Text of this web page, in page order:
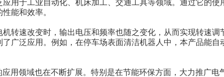
用于工业自动化、机床加工、交通工具等领域。通过它的使
能和效率。
速改变时，输出电压和频率也随之变化，从而实现转速调
广泛应用。例如，在停车场表面清洁机器人中，本产品能自
领域也在不断扩展。特别是在节能环保方面，大力推广电